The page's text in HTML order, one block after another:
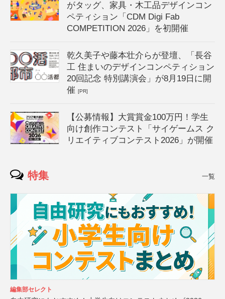
がタッグ、家具・木工品デザインコン
ペティション「CDM Digi Fab
COMPETITION 2026」を初開催
乾久美子や藤本壮介らが登壇、「長谷
工 住まいのデザインコンペティション
20回記念 特別講演会」が8月19日に開
催[PR]
【公募情報】大賞賞金100万円！学生
向け創作コンテスト「サイゲームス ク
リエイティブコンテスト2026」が開催
特集 一覧
編集部セレクト